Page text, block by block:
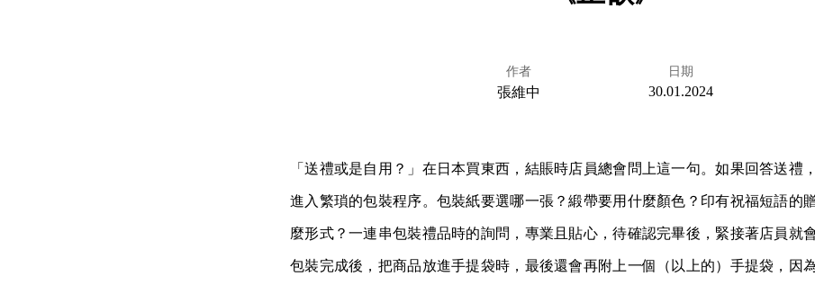
作者
張維中
日期
30.01.2024
「送禮或是自用？」在日本買東西，結賬時店員總會問上這一句。如果回答送禮
進入繁瑣的包裝程序。包裝紙要選哪一張？緞帶要用什麼顏色？印有祝福短語的
麼形式？一連串包裝禮品時的詢問，專業且貼心，待確認完畢後，緊接著店員就
包裝完成後，把商品放進手提袋時，最後還會再附上一個（以上的）手提袋，因